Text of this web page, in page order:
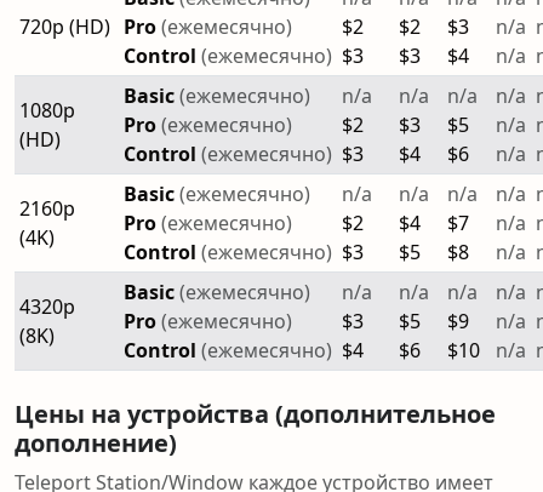
720p (HD) Pro(ежемесячно)
Control (ежемесячно)
$2
$3
$2
$3
$3
$4
n/a
n/a
1080p
(HD)
Basic(ежемесячно)
Pro(ежемесячно)
Control (ежемесячно)
n/a
$2
$3
n/a
$3
$4
n/a
$5
$6
n/a
n/a
n/a
2160p
(4K)
Basic(ежемесячно)
Pro(ежемесячно)
Control (ежемесячно)
n/a
$2
$3
n/a
$4
$5
n/a
$7
$8
n/a
n/a
n/a
4320p
(8K)
Basic(ежемесячно)
Pro(ежемесячно)
Control (ежемесячно)
n/a
$3
$4
n/a
$5
$6
n/a
$9
$10
n/a
n/a
n/a
Цены на устройства (дополнительное
дополнение)
Teleport Station/Window каждое устройство имеет